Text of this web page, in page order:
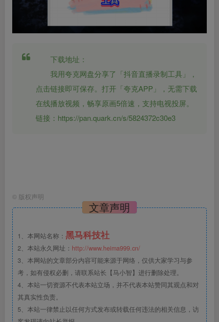
下载地址：
我用夸克网盘分享了「抖音直播录制工具」，
点击链接即可保存。打开「夸克APP」，无需下载
在线播放视频，畅享原画5倍速，支持电视投屏。
链接：https://pan.quark.cn/s/5824372c30e3
© 版权声明
文章声明
1、本网站名称： 黑马科技社
2、本站永久网址： http://www.heima999.cn/
3、本网站的文章部分内容可能来源于网络，仅供大家学习与参
考，如有侵权必删，请联系站长【马小智】进行删除处理。
4、本站一切资源不代表本站立场，并不代表本站赞同其观点和对
其真实性负责。
5、本站一律禁止以任何方式发布或转载任何违法的相关信息，访